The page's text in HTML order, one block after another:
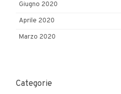
Giugno 2020
Aprile 2020
Marzo 2020
Categorie